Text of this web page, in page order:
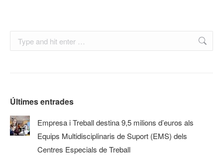
Search:
Últimes entrades
Empresa i Treball destina 9,5 milions d’euros als
Equips Multidisciplinaris de Suport (EMS) dels
Centres Especials de Treball